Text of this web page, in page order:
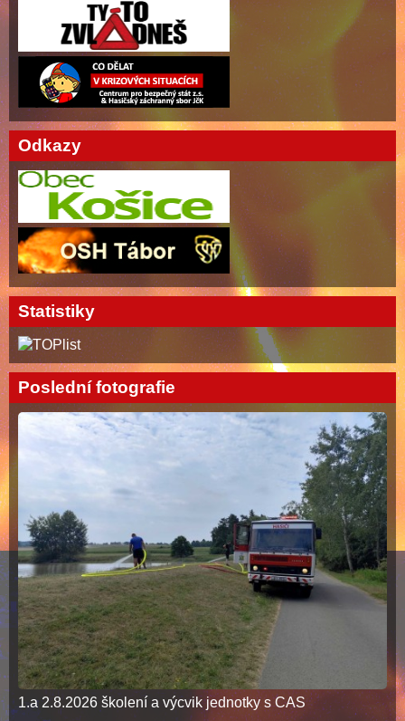
Odkazy
Statistiky
Poslední fotografie
1.a 2.8.2026 školení a výcvik jednotky s CAS